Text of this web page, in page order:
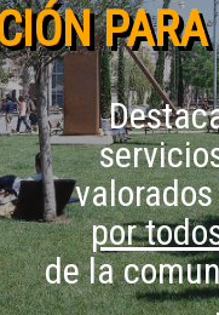
por
de la